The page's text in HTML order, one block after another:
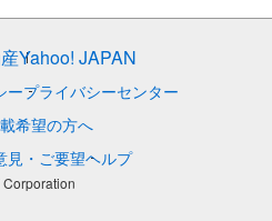
Yahoo! JAPAN
ープライバシーセンター
希望の方へ
見・ご要望ヘルプ